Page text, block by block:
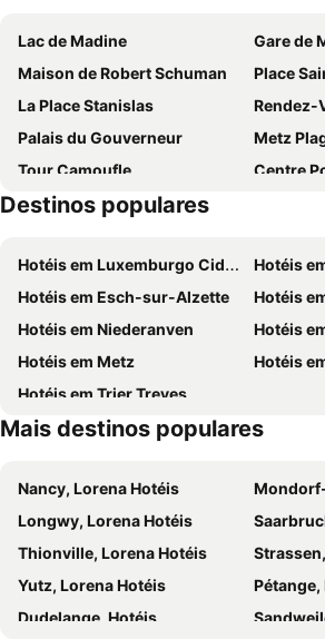
Best Western Plus Hotel Metz Technopole
Comfort
Hôtel Le Mondon Metz
Mercure Grand
Campanile NATURE - Metz Sud Jouy aux Arches
B&B
Alerion Centre Gare
Mercure
Hôtel Du Théâtre Centre Historique
Hôtel de
B&B HOTEL Metz Semécourt
Adams Hotel
ibis
Kyriad Direct Metz Nord – Woippy
Lac de Madine
Gare de
Maison de Robert Schuman
Place
La Place Stanislas
Rendez-
Palais du Gouverneur
Metz
Tour Camoufle
Centre
L'Esplanade
Casino Municipal
Zénith
Cinéma Gaumont
National Mining Museum
Musée
Marché de Noël à Metz
Destinos populares
Hotéis em Luxemburgo Cidade
Hotéis
Hotéis em Esch-sur-Alzette
Hotéis
Hotéis em Niederanven
Hotéis
Hotéis em Metz
Hotéis
Hotéis em Trier Treves
Mais destinos populares
Nancy, Lorena Hotéis
Longwy, Lorena Hotéis
Thionville, Lorena Hotéis
Yutz, Lorena Hotéis
Pétange,
Dudelange, Hotéis